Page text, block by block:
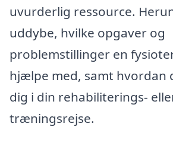
uvurderlig ressource.
uddybe, hvilke opgaver og
problemstillinger en
hjælpe med, samt hvordan
dig i din rehabiliterings-
træningsrejse.